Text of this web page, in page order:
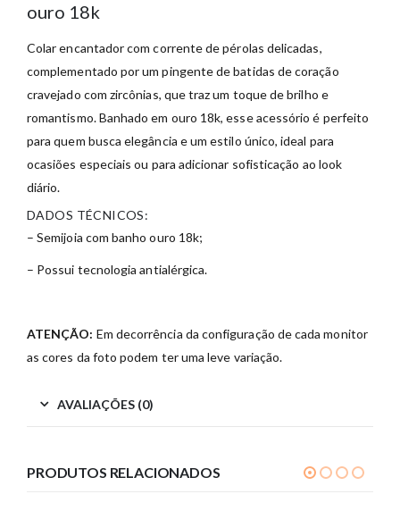
ouro 18k
Colar encantador com corrente de pérolas delicadas,
complementado por um pingente de batidas de coração
cravejado com zircônias, que traz um toque de brilho e
romantismo. Banhado em ouro 18k, esse acessório é perfeito
para quem busca elegância e um estilo único, ideal para
ocasiões especiais ou para adicionar sofisticação ao look
diário.
DADOS TÉCNICOS:
– Semijoia com banho ouro 18k;
– Possui tecnologia antialérgica.
ATENÇÃO: Em decorrência da configuração de cada monitor
as cores da foto podem ter uma leve variação.
AVALIAÇÕES (0)
PRODUTOS RELACIONADOS